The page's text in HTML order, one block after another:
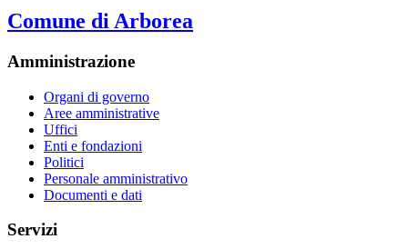
Comune di Arborea
Amministrazione
Organi di governo
Aree amministrative
Uffici
Enti e fondazioni
Politici
Personale amministrativo
Documenti e dati
Servizi